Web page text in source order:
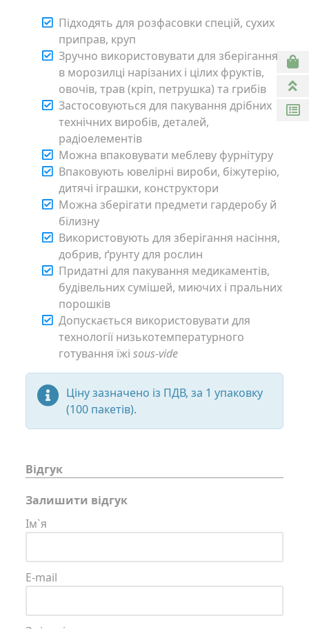
Підходять для розфасовки спецій, сухих
приправ, круп
Зручно використовувати для зберігання
в морозилці нарізаних і цілих фруктів,
овочів, трав (кріп, петрушка) та грибів
Застосовуються для пакування дрібних
технічних виробів, деталей,
радіоелементів
Можна впаковувати меблеву фурнітуру
Впаковують ювелірні вироби, біжутерію,
дитячі іграшки, конструктори
Можна зберігати предмети гардеробу й
білизну
Використовують для зберігання насіння,
добрив, ґрунту для рослин
Придатні для пакування медикаментів,
будівельних сумішей, миючих і пральних
порошків
Допускається використовувати для
технології низькотемпературного
готування їжі sous-vide
Ціну зазначено із ПДВ, за 1 упаковку
(100 пакетів).
Відгук
Залишити відгук
Ім`я
E-mail